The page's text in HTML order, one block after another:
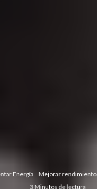
Energía Mejorar rendimiento
3 Minutos de lectura